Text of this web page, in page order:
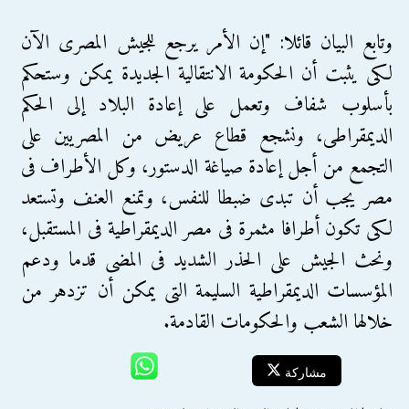
وتابع البيان قائلا: "إن الأمر يرجع للجيش المصرى الآن
لكى يثبت أن الحكومة الانتقالية الجديدة يمكن وستحكم
بأسلوب شفاف وتعمل على إعادة البلاد إلى الحكم
الديمقراطى، ونشجع قطاع عريض من المصريين على
التجمع من أجل إعادة صياغة الدستور، وكل الأطراف فى
مصر يجب أن تبدى ضبطا للنفس، وتمنع العنف وتستعد
لكى تكون أطرافا مثمرة فى مصر الديمقراطية فى المستقبل،
ونحث الجيش على الحذر الشديد فى المضى قدما ودعم
المؤسسات الديمقراطية السليمة التى يمكن أن تزدهر من
خلالها الشعب والحكومات القادمة.
مشاركة